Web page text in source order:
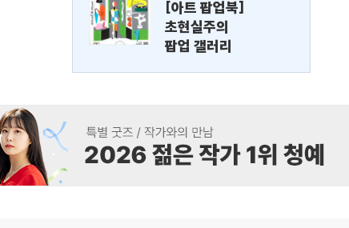
[아트 팝업북]
초현실주의
팝업 갤러리